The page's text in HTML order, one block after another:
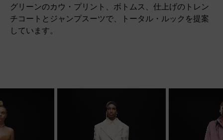
グリーンのカウ・プリント、ボトムス、仕上げのトレン
チコートとジャンプスーツで、トータル・ルックを提案
しています。